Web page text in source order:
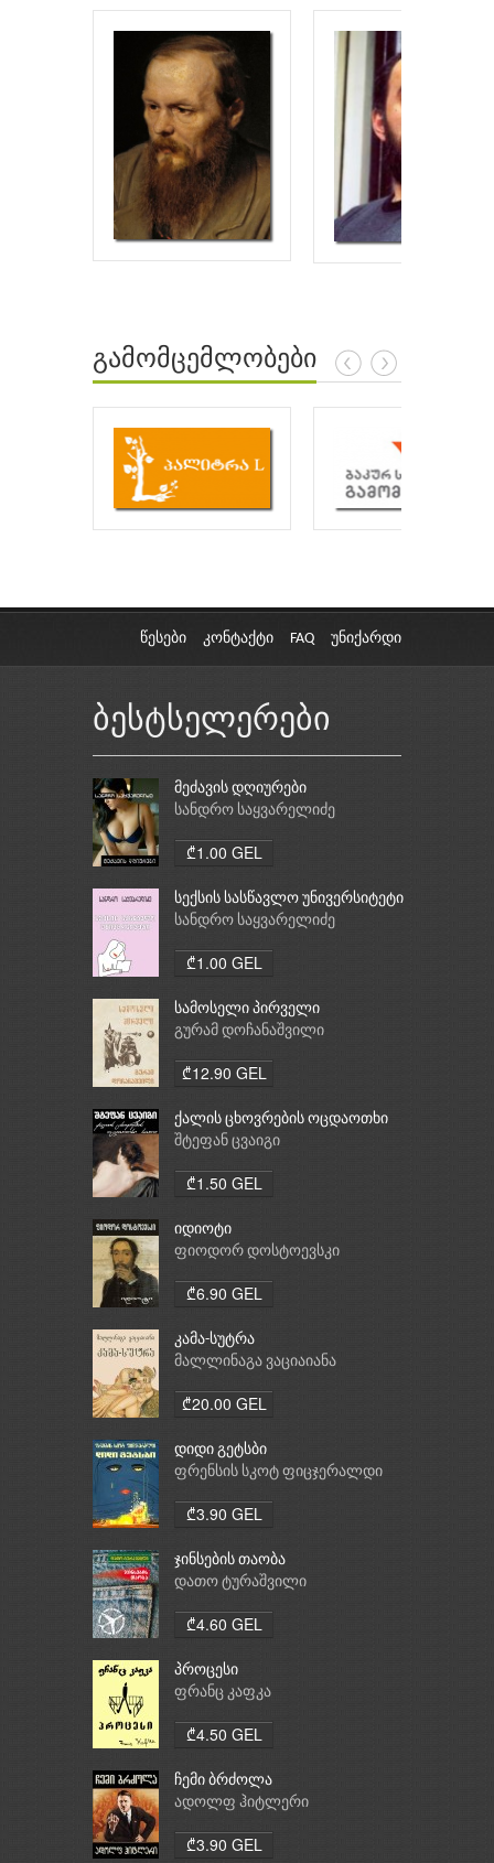
გამომცემლობები
წესები კონტაქტი FAQ უნიქარდი
ბესტსელერები
მეძავის დღიურები
სანდრო საყვარელიძე
₾1.00 GEL
სექსის სასწავლო უნივერსიტეტი
სანდრო საყვარელიძე
₾1.00 GEL
სამოსელი პირველი
გურამ დოჩანაშვილი
₾12.90 GEL
ქალის ცხოვრების ოცდაოთხი
საათი
შტეფან ცვაიგი
₾1.50 GEL
იდიოტი
ფიოდორ დოსტოევსკი
₾6.90 GEL
კამა-სუტრა
მალლინაგა ვაციაიანა
₾20.00 GEL
დიდი გეტსბი
ფრენსის სკოტ ფიცჯერალდი
₾3.90 GEL
ჯინსების თაობა
დათო ტურაშვილი
₾4.60 GEL
პროცესი
ფრანც კაფკა
₾4.50 GEL
ჩემი ბრძოლა
ადოლფ ჰიტლერი
₾3.90 GEL